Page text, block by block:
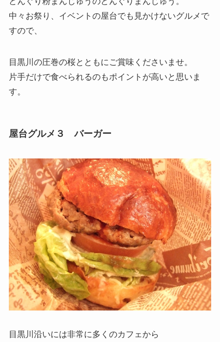
中々お祭り、イベントの屋台でも見かけないグルメで
すので、
目黒川の圧巻の桜とともにご賞味くださいませ。
片手だけで食べられるのもポイントが高いと思いま
す。
屋台グルメ３ バーガー
目黒川沿いには非常に多くのカフェから